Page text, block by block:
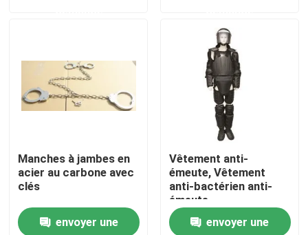
Gilet à l'épreuve des balles tactique militaire
Casque ballistique tactique
Équipement à l'épreuve des balles
Manches à jambes en
acier au carbone avec
clés
envoyer une
Vêtement anti-
émeute, Vêtement
anti-bactérien anti-
émeute.
envoyer une